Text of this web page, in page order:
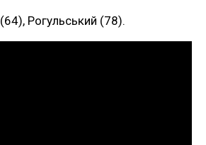
Рогульський (78).